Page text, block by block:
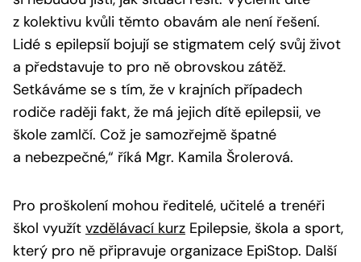
z kolektivu kvůli těmto obavám ale není řešení.
Lidé s epilepsií bojují se stigmatem celý svůj život
a představuje to pro ně obrovskou zátěž.
Setkáváme se s tím, že v krajních případech
rodiče raději fakt, že má jejich dítě epilepsii, ve
škole zamlčí. Což je samozřejmě špatné
a nebezpečné,“ říká Mgr. Kamila Šrolerová.
Pro proškolení mohou ředitelé, učitelé a trenéři
škol využít vzdělávací kurz Epilepsie, škola a sport,
který pro ně připravuje organizace EpiStop. Další